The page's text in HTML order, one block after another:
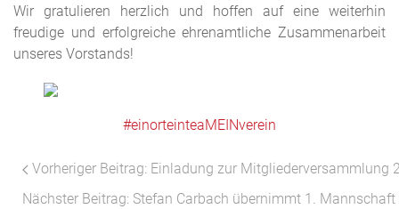
Wir gratulieren herzlich und hoffen auf eine weiterhin
freudige und erfolgreiche ehrenamtliche Zusammenarbeit
unseres Vorstands!
#einorteinteaMEINverein
Vorheriger Beitrag: Einladung zur Mitgliederversammlung
Nächster Beitrag: Stefan Carbach übernimmt 1. Mannschaft